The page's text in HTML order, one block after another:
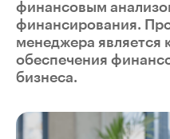
финансовым
финансирования.
менеджера является
обеспечения
бизнеса.